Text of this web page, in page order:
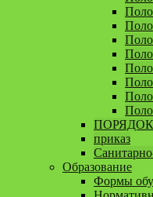
ПОРЯДОК
приказ
Образование
Формы